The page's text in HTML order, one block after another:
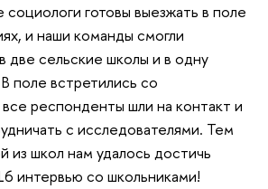
готовы выезжать в поле
и наши команды смогли
две сельские школы и в одну
поле встретились со
респонденты шли на контакт и
с исследователями. Тем
из школ нам удалось достичь
интервью со школьниками!